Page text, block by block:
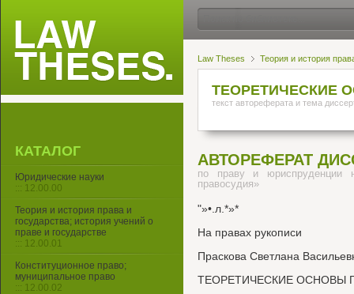
Law Theses Теория и история
ТЕОРЕТИЧЕСКИЕ
текст автореферата и тема
АВТОРЕФЕРАТ
по праву и юриспруденции
правосудия»
"»•.л.*»*
На правах рукописи
Праскова Светлана
ТЕОРЕТИЧЕСКИЕ ОСНОВЫ
КАТАЛОГ
Юридические науки
::: 12.00.00
Теория и история права и
государства; история учений о
праве и государстве
::: 12.00.01
Конституционное право;
муниципальное право
::: 12.00.02